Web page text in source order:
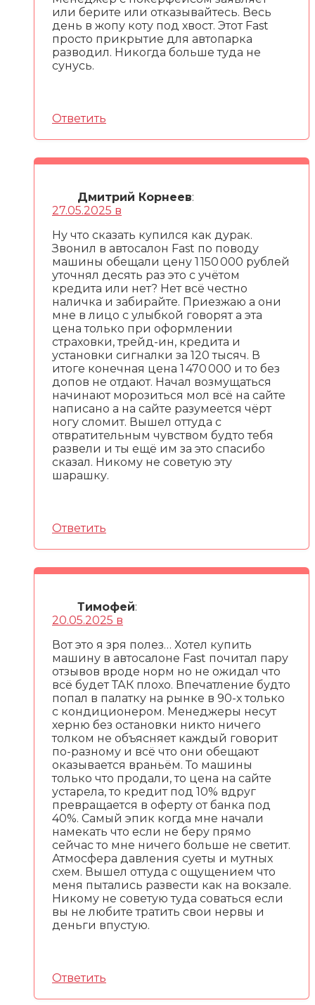
или берите или отказывайтесь. Весь
день в жопу коту под хвост. Этот Fast
просто прикрытие для автопарка
разводил. Никогда больше туда не
сунусь.
Ответить
Дмитрий Корнеев:
27.05.2025 в
Ну что сказать купился как дурак.
Звонил в автосалон Fast по поводу
машины обещали цену 1 150 000 рублей
уточнял десять раз это с учётом
кредита или нет? Нет всё честно
наличка и забирайте. Приезжаю а они
мне в лицо с улыбкой говорят а эта
цена только при оформлении
страховки, трейд-ин, кредита и
установки сигналки за 120 тысяч. В
итоге конечная цена 1 470 000 и то без
допов не отдают. Начал возмущаться
начинают морозиться мол всё на сайте
написано а на сайте разумеется чёрт
ногу сломит. Вышел оттуда с
отвратительным чувством будто тебя
развели и ты ещё им за это спасибо
сказал. Никому не советую эту
шарашку.
Ответить
Тимофей:
20.05.2025 в
Вот это я зря полез… Хотел купить
машину в автосалоне Fast почитал пару
отзывов вроде норм но не ожидал что
всё будет ТАК плохо. Впечатление будто
попал в палатку на рынке в 90-х только
с кондиционером. Менеджеры несут
херню без остановки никто ничего
толком не объясняет каждый говорит
по-разному и всё что они обещают
оказывается враньём. То машины
только что продали, то цена на сайте
устарела, то кредит под 10% вдруг
превращается в оферту от банка под
40%. Самый эпик когда мне начали
намекать что если не беру прямо
сейчас то мне ничего больше не светит.
Атмосфера давления суеты и мутных
схем. Вышел оттуда с ощущением что
меня пытались развести как на вокзале.
Никому не советую туда соваться если
вы не любите тратить свои нервы и
деньги впустую.
Ответить